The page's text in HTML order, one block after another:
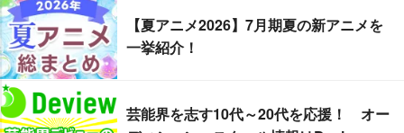
【夏アニメ2026】7月期夏の新アニメを
一挙紹介！
芸能界を志す10代～20代を応援！ オー